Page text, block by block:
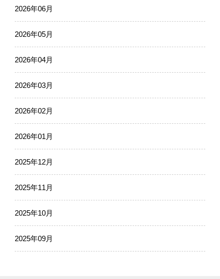
2026年06月
2026年05月
2026年04月
2026年03月
2026年02月
2026年01月
2025年12月
2025年11月
2025年10月
2025年09月